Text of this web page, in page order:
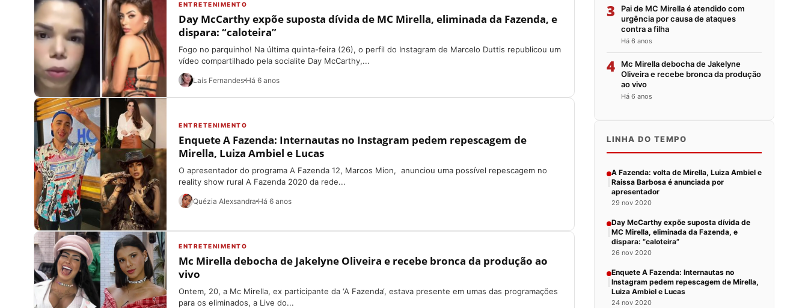
ENTRETENIMENTO
Day McCarthy expõe suposta dívida de MC Mirella, eliminada da Fazenda, e
dispara: “caloteira”
Fogo no parquinho! Na última quinta-feira (26), o perfil do Instagram de Marcelo Duttis republicou um
vídeo compartilhado pela socialite Day McCarthy,...
Laís Fernandes Há 6 anos
ENTRETENIMENTO
Enquete A Fazenda: Internautas no Instagram pedem repescagem de
Mirella, Luiza Ambiel e Lucas
O apresentador do programa A Fazenda 12, Marcos Mion, anunciou uma possível repescagem no
reality show rural A Fazenda 2020 da rede...
Quézia Alexsandra Há 6 anos
ENTRETENIMENTO
Mc Mirella debocha de Jakelyne Oliveira e recebe bronca da produção ao
vivo
Ontem, 20, a Mc Mirella, ex participante da ‘A Fazenda‘, estava presente em umas das programações
para os eliminados, a Live do...
3
Pai de MC Mirella é atendido com
urgência por causa de ataques
contra a filha
Há 6 anos
4
Mc Mirella debocha de Jakelyne
Oliveira e recebe bronca da produção
ao vivo
Há 6 anos
LINHA DO TEMPO
A Fazenda: volta de Mirella, Luiza Ambiel e
Raissa Barbosa é anunciada por
apresentador
29 nov 2020
Day McCarthy expõe suposta dívida de
MC Mirella, eliminada da Fazenda, e
dispara: “caloteira”
26 nov 2020
Enquete A Fazenda: Internautas no
Instagram pedem repescagem de Mirella,
Luiza Ambiel e Lucas
24 nov 2020